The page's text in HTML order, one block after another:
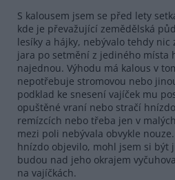
S kalousem jsem se před lety
kde je převažující zemědělská
lesíky a hájky, nebývalo tehdy nic
jara po setmění z jediného místa
najednou. Výhodu má kalous v
nepotřebuje stromovou nebo
podklad ke snesení vajíček mu
opuštěné vraní nebo stračí
remízcích nebo třeba jen v
mezi poli nebývala obvykle
hnízdo objevilo, mohl jsem si být
budou nad jeho okrajem
na vajíčkách.